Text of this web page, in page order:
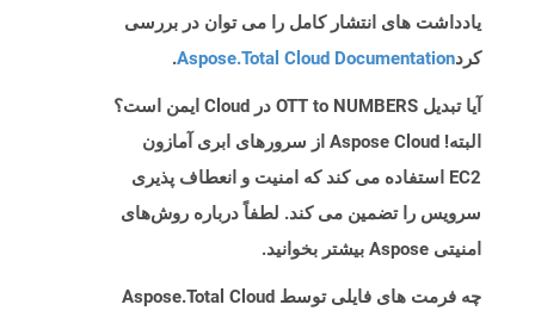
یادداشت های انتشار کامل را می توان در بررسی
کردAspose.Total Cloud Documentation
.
آیا تبدیل OTT to NUMBERS در Cloud ایمن است؟
البته! Aspose Cloud از سرورهای ابری آمازون
EC2 استفاده می کند که امنیت و انعطاف پذیری
سرویس را تضمین می کند. لطفاً درباره روش‌های
امنیتی Aspose بیشتر بخوانید.
چه فرمت های فایلی توسط Aspose.Total Cloud